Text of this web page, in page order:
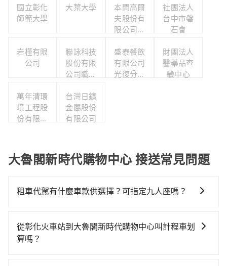
國立彰化
師範大學
大葉大學
本間高爾
夫股份有
限公司台
社團法人
台中市磐
石會
岩槿有限
公司
聯詠科技
股份有限
公司職工
會
盛泰餐飲
有限公司
光復分公
財團法人
醫藥品查
驗中心
萬年清環
境工程股
份有限公
台灣日鑛
金屬股份
有限公司
大魯閣新時代購物中心 接送常見問題
租車代駕有什麼車款供選擇？可指定九人座嗎？
型車為主，車款品牌以豐田Toyota、福特Ford、福斯
VW為主，其中也有少量進口車像凌志Lexus、特斯拉
從彰化火車站到大魯閣新時代購物中心叫計程車划
算嗎？